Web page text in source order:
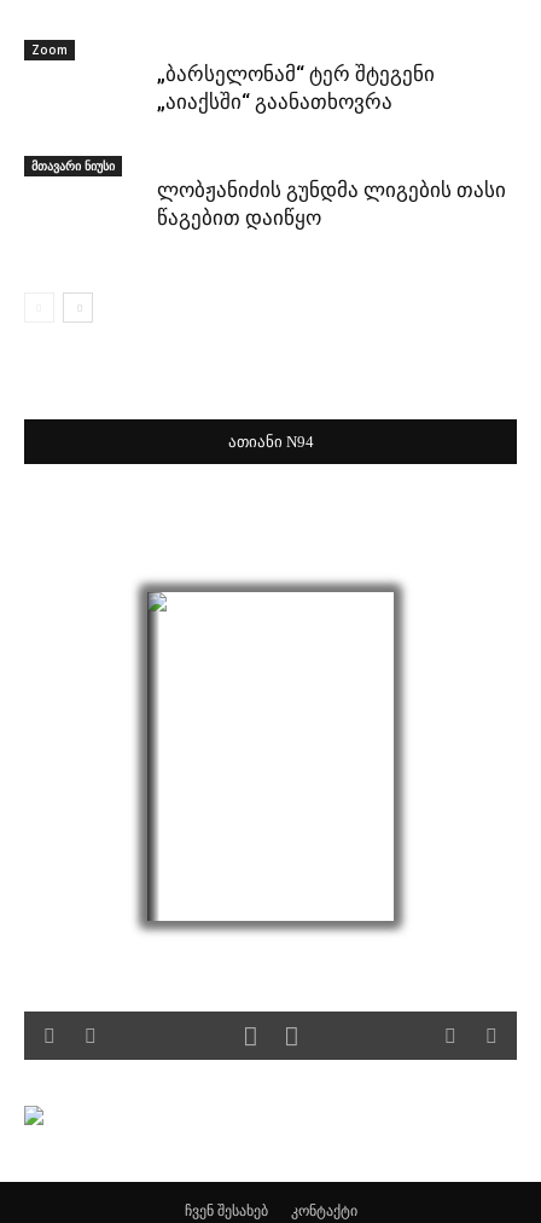
Zoom
„ბარსელონამ“ ტერ შტეგენი
„აიაქსში“ გაანათხოვრა
მთავარი ნიუსი
ლობჟანიძის გუნდმა ლიგების თასი
წაგებით დაიწყო
ათიანი N94
ჩვენ შესახებ კონტაქტი